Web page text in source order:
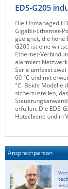
KVM TEC
Legrand
LigoWave
Milesight
Moxa
Netio
Panorama
PatchSee
Poynting
Raritan
Riello UPS
EDS-G205
Die Unmanaged
Gigabit-Ethernet-
geeignet, die hohe
G205 ist eine
Ethernet-
alarmiert
Serie umfasst
60 °C und mit
°C. Beide Modelle
sicherzustellen,
erfüllen. Die EDS-
Hutschiene und in
Ansprechperson